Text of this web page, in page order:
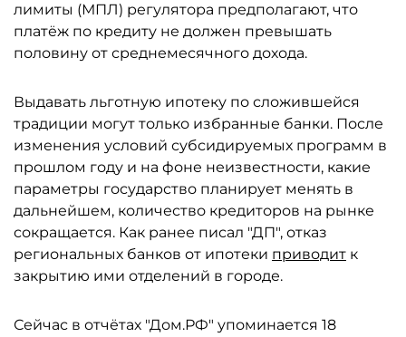
лимиты (МПЛ) регулятора предполагают, что
платёж по кредиту не должен превышать
половину от среднемесячного дохода.
Выдавать льготную ипотеку по сложившейся
традиции могут только избранные банки. После
изменения условий субсидируемых программ в
прошлом году и на фоне неизвестности, какие
параметры государство планирует менять в
дальнейшем, количество кредиторов на рынке
сокращается. Как ранее писал "ДП", отказ
региональных банков от ипотеки приводит к
закрытию ими отделений в городе.
Сейчас в отчётах "Дом.РФ" упоминается 18